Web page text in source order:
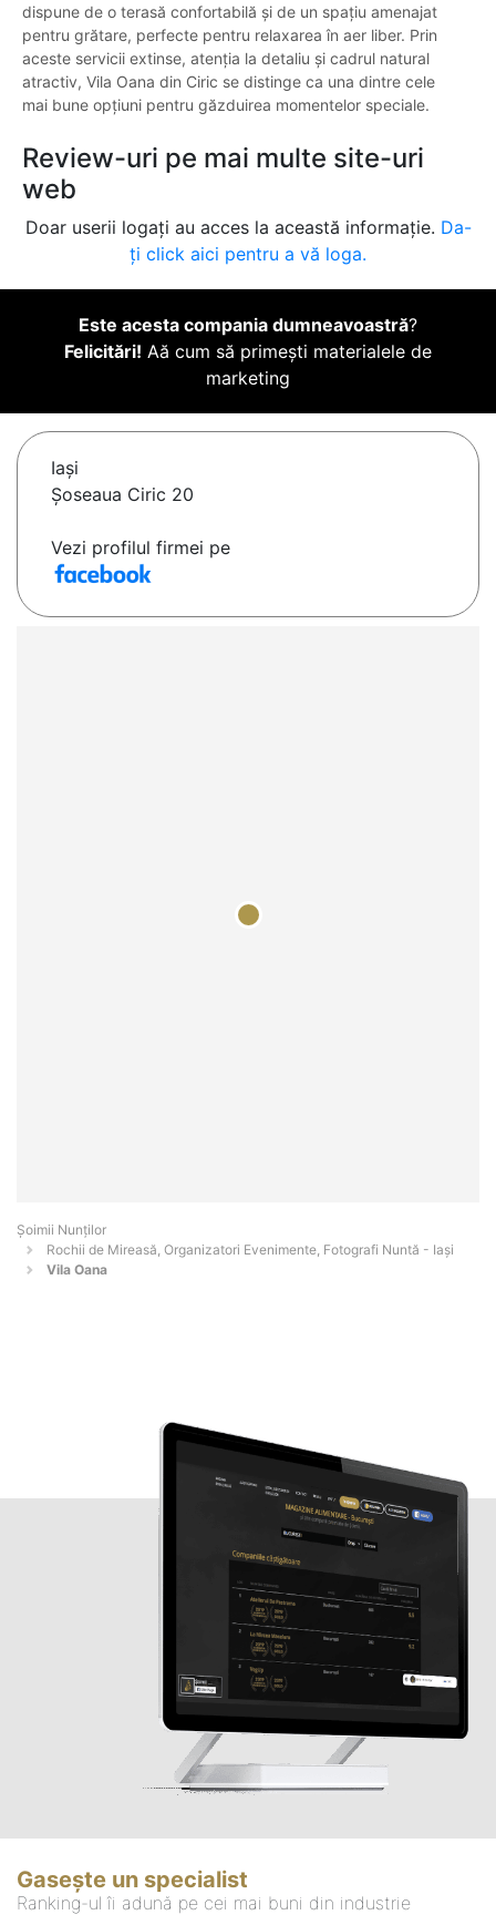
dispune de o terasă confortabilă și de un spațiu amenajat
pentru grătare, perfecte pentru relaxarea în aer liber. Prin
aceste servicii extinse, atenția la detaliu și cadrul natural
atractiv, Vila Oana din Ciric se distinge ca una dintre cele
mai bune opțiuni pentru găzduirea momentelor speciale.
Review-uri pe mai multe site-uri
web
Doar userii logați au acces la această informație. Da-
ți click aici pentru a vă loga.
Este acesta compania dumneavoastră?
Felicitări! Aă cum să primești materialele de
marketing
Iaşi
Șoseaua Ciric 20
Vezi profilul firmei pe
Șoimii Nunților
Rochii de Mireasă, Organizatori Evenimente, Fotografi Nuntă - Iaşi
Vila Oana
Gasește un specialist
Ranking-ul îi adună pe cei mai buni din industrie